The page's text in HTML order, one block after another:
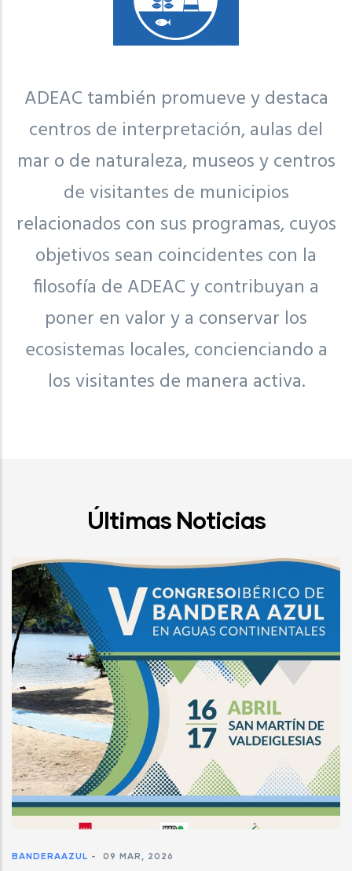
ADEAC también promueve y destaca
centros de interpretación, aulas del
mar o de naturaleza, museos y centros
de visitantes de municipios
relacionados con sus programas, cuyos
objetivos sean coincidentes con la
filosofía de ADEAC y contribuyan a
poner en valor y a conservar los
ecosistemas locales, concienciando a
los visitantes de manera activa.
Últimas Noticias
BANDERAAZUL - 09 MAR, 2026